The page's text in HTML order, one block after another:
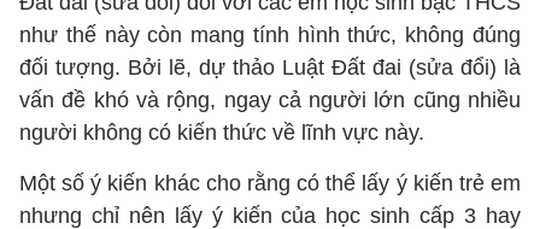
như thế này còn mang tính hình thức, không đúng
đối tượng. Bởi lẽ, dự thảo Luật Đất đai (sửa đổi) là
vấn đề khó và rộng, ngay cả người lớn cũng nhiều
người không có kiến thức về lĩnh vực này.
Một số ý kiến khác cho rằng có thể lấy ý kiến trẻ em
nhưng chỉ nên lấy ý kiến của học sinh cấp 3 hay